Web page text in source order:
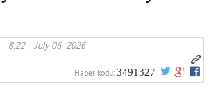
8:22 - July 06, 2026
Haber kodu: 3491327